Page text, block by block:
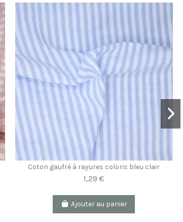
Coton gaufré à rayures coloris bleu clair
1,29 €
Ajouter au panier